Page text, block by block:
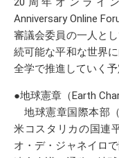
Anniversary Online
審議会委員の一人と
続可能な平和な世界
全学で推進していく予
●地球憲章（Earth
地球憲章国際本部
米コスタリカの国連
オ・デ・ジャネイロ